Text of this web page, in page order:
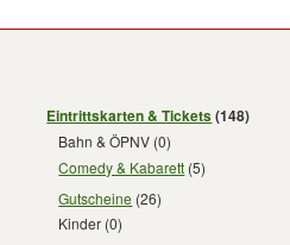
Eintrittskarten & Tickets(148)
Bahn & ÖPNV (0)
Comedy & Kabarett (5)
Gutscheine (26)
Kinder (0)